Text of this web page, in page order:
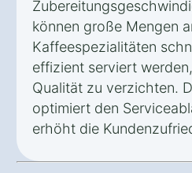
können große Mengen
Kaffeespezialitäten
effizient serviert
Qualität zu verzichten.
optimiert den
erhöht die